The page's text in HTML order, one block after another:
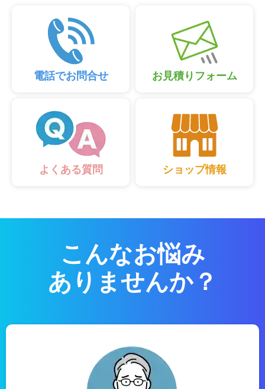
電話でお問合せ お見積りフォーム
よくある質問 ショップ情報
こんなお悩み
ありませんか？